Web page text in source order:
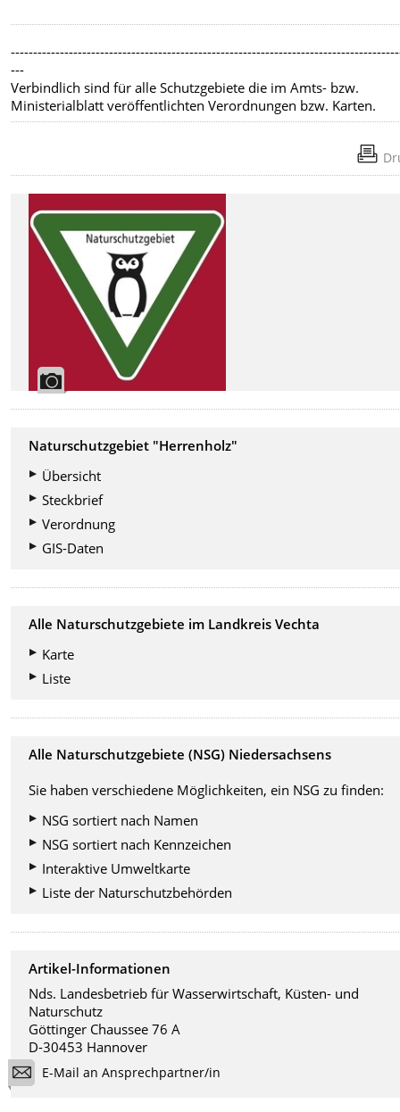
---
Verbindlich sind für alle Schutzgebiete die im Amts- bzw.
Ministerialblatt veröffentlichten Verordnungen bzw. Karten.
Naturschutzgebiet "Herrenholz"
Übersicht
Steckbrief
Verordnung
GIS-Daten
Alle Naturschutzgebiete im Landkreis Vechta
Karte
Liste
Alle Naturschutzgebiete (NSG) Niedersachsens
Sie haben verschiedene Möglichkeiten, ein NSG zu finden:
NSG sortiert nach Namen
NSG sortiert nach Kennzeichen
Interaktive Umweltkarte
Liste der Naturschutzbehörden
Artikel-Informationen
Nds. Landesbetrieb für Wasserwirtschaft, Küsten- und
Naturschutz
Göttinger Chaussee 76 A
D-30453 Hannover
E-Mail an Ansprechpartner/in